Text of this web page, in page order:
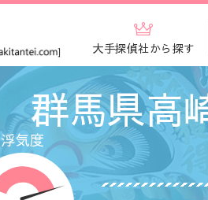
大手探偵社から探す
群馬県高
浮気度